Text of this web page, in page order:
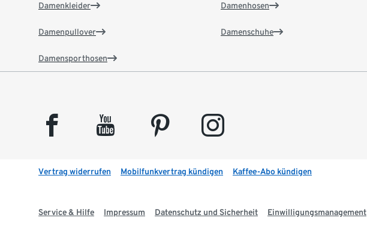
Damenkleider
Damenpullover
Damensporthosen
Damenhosen
Damenschuhe
facebook youtube pinterest instagram
Vertrag widerrufen Mobilfunkvertrag kündigen Kaffee-Abo kündigen
Service & Hilfe Impressum Datenschutz und Sicherheit Einwilligungsmanagement